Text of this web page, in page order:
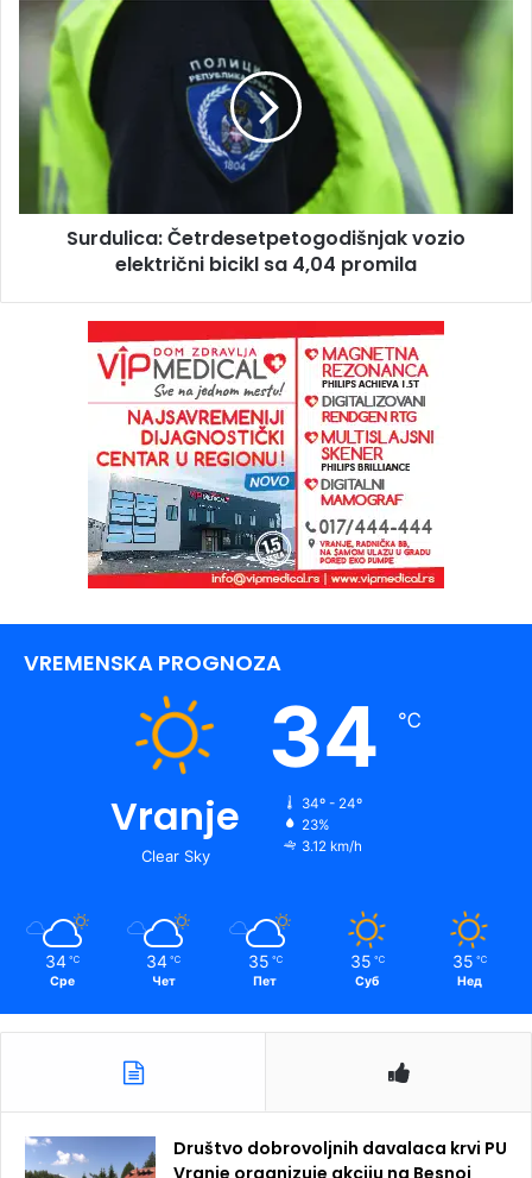
Surdulica: Četrdesetpetogodišnjak vozio
električni bicikl sa 4,04 promila
VREMENSKA PROGNOZA
Vranje
Clear Sky
34 ℃
34º - 24º
23%
3.12 km/h
34 ℃
Сре
34 ℃
Чет
35 ℃
Пет
35 ℃
Суб
35 ℃
Нед
Društvo dobrovoljnih davalaca krvi PU
Vranje organizuje akciju na Besnoj